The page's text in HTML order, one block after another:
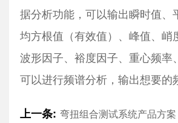
据分析功能，可以输出瞬时值、
均方根值（有效值）、峰值、峭
波形因子、裕度因子、重心频率
可以进行频谱分析，输出想要的
上一条: 弯扭组合测试系统产品方案